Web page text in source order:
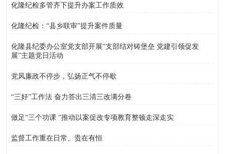
化隆纪检多管齐下提升办案工作质效
化隆纪检：“县乡联审”提升案件质量
化隆县纪委办公室党支部开展“支部结对铸堡垒 党建引领促发
展”主题党日活动
党风廉政不停步，弘扬正气不停歇
“三好”工作法 奋力答出三清三改满分卷
做足“三个功课 ”推动以案促改专项教育整顿走深走实
监督工作重在日常、贵在有恒